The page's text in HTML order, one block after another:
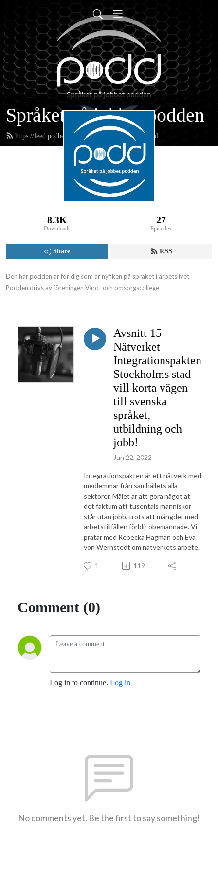
Språket på jobbet podden
https://feed.podbean.com/spraketapajobbet/feed.xml
8.3K
Downloads
27
Episodes
Share RSS
Den här podden är för dig som är nyfiken på språket i arbetslivet.
Podden drivs av föreningen Vård- och omsorgscollege.
Avsnitt 15
Nätverket
Integrationspakten
Stockholms stad
vill korta vägen
till svenska
språket,
utbildning och
jobb!
Jun 22, 2022
Integrationspakten är ett nätverk med
medlemmar från samhällets alla
sektorer. Målet är att göra något åt
det faktum att tusentals människor
står utan jobb, trots att mängder med
arbetstillfällen förblir obemannade. Vi
pratar med Rebecka Hagman och Eva
von Wernstedt om nätverkets arbete.
1 119
Comment (0)
Log in to continue. Log in
No comments yet. Be the first to say something!